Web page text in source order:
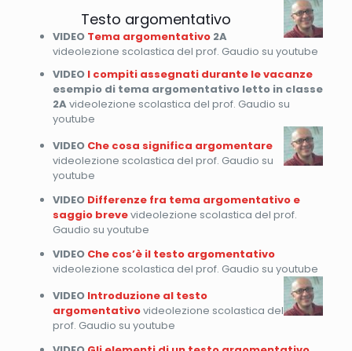
Testo argomentativo
VIDEO Tema argomentativo2A
videolezione scolastica del prof. Gaudio su youtube
VIDEO I compiti assegnati durante le vacanze
esempio di tema argomentativo letto in classe
2Avideolezione scolastica del prof. Gaudio su
youtube
VIDEO Che cosa significa argomentare
videolezione scolastica del prof. Gaudio su
youtube
VIDEO Differenze fra tema argomentativo e
saggio brevevideolezione scolastica del prof.
Gaudio su youtube
VIDEO Che cos’è il testo argomentativo
videolezione scolastica del prof. Gaudio su youtube
VIDEO Introduzione al testo
argomentativovideolezione scolastica del
prof. Gaudio su youtube